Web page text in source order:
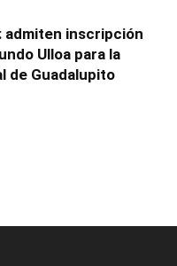
admiten inscripción
Ulloa para la
de Guadalupito